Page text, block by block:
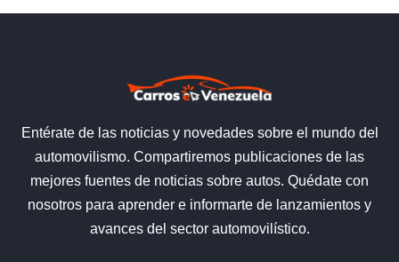
Entérate de las noticias y novedades sobre el mundo del
automovilismo. Compartiremos publicaciones de las
mejores fuentes de noticias sobre autos. Quédate con
nosotros para aprender e informarte de lanzamientos y
avances del sector automovilístico.